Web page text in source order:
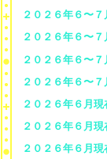
２０２６年６〜
２０２６年６〜
２０２６年６〜
２０２６年６〜
２０２６年６月
２０２６年６月
２０２６年６月